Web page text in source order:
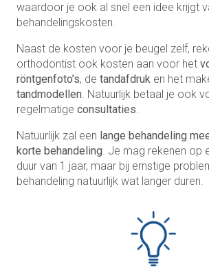
waardoor je ook al snel een idee krijgt
behandelingskosten.
Naast de kosten voor je beugel zelf,
orthodontist ook kosten aan voor het
röntgenfoto’s, de tandafdruk en het
tandmodellen. Natuurlijk betaal je ook
regelmatige consultaties.
Natuurlijk zal een lange behandeling
korte behandeling. Je mag rekenen op
duur van 1 jaar, maar bij ernstige
behandeling natuurlijk wat langer duren.